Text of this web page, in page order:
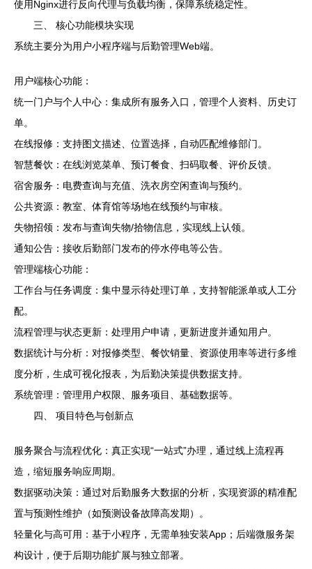
使用Nginx进行反向代理与负载均衡，保障系统稳定性。
三、 核心功能模块实现
系统主要分为用户小程序端与后勤管理Web端。
用户端核心功能：
统一门户与个人中心：集成所有服务入口，管理个人资料、历史订
单。
在线报修：支持图文描述、位置选择，自动匹配维修部门。
智慧餐饮：在线浏览菜单、预订餐食、扫码取餐、评价反馈。
宿舍服务：电费查询与充值、洗衣房空闲查询与预约。
公共资源：教室、体育馆等场地在线预约与审核。
失物招领：发布与查询失物/拾物信息，实现线上认领。
通知公告：接收后勤部门发布的停水停电等公告。
管理端核心功能：
工作台与任务调度：集中显示待处理订单，支持智能派单或人工分
配。
流程管理与状态更新：处理用户申请，更新进度并通知用户。
数据统计与分析：对报修类型、餐饮销量、资源使用率等进行多维
度分析，生成可视化报表，为后勤决策提供数据支持。
系统管理：管理用户权限、服务项目、基础数据等。
四、 项目特色与创新点
服务聚合与流程优化：真正实现“一站式”办理，通过线上流程再
造，缩短服务响应周期。
数据驱动决策：通过对后勤服务大数据的分析，实现资源的精准配
置与预测性维护（如预测设备故障高发期）。
轻量化与高可用：基于小程序，无需单独安装App；后端微服务架
构设计，便于后期功能扩展与独立部署。